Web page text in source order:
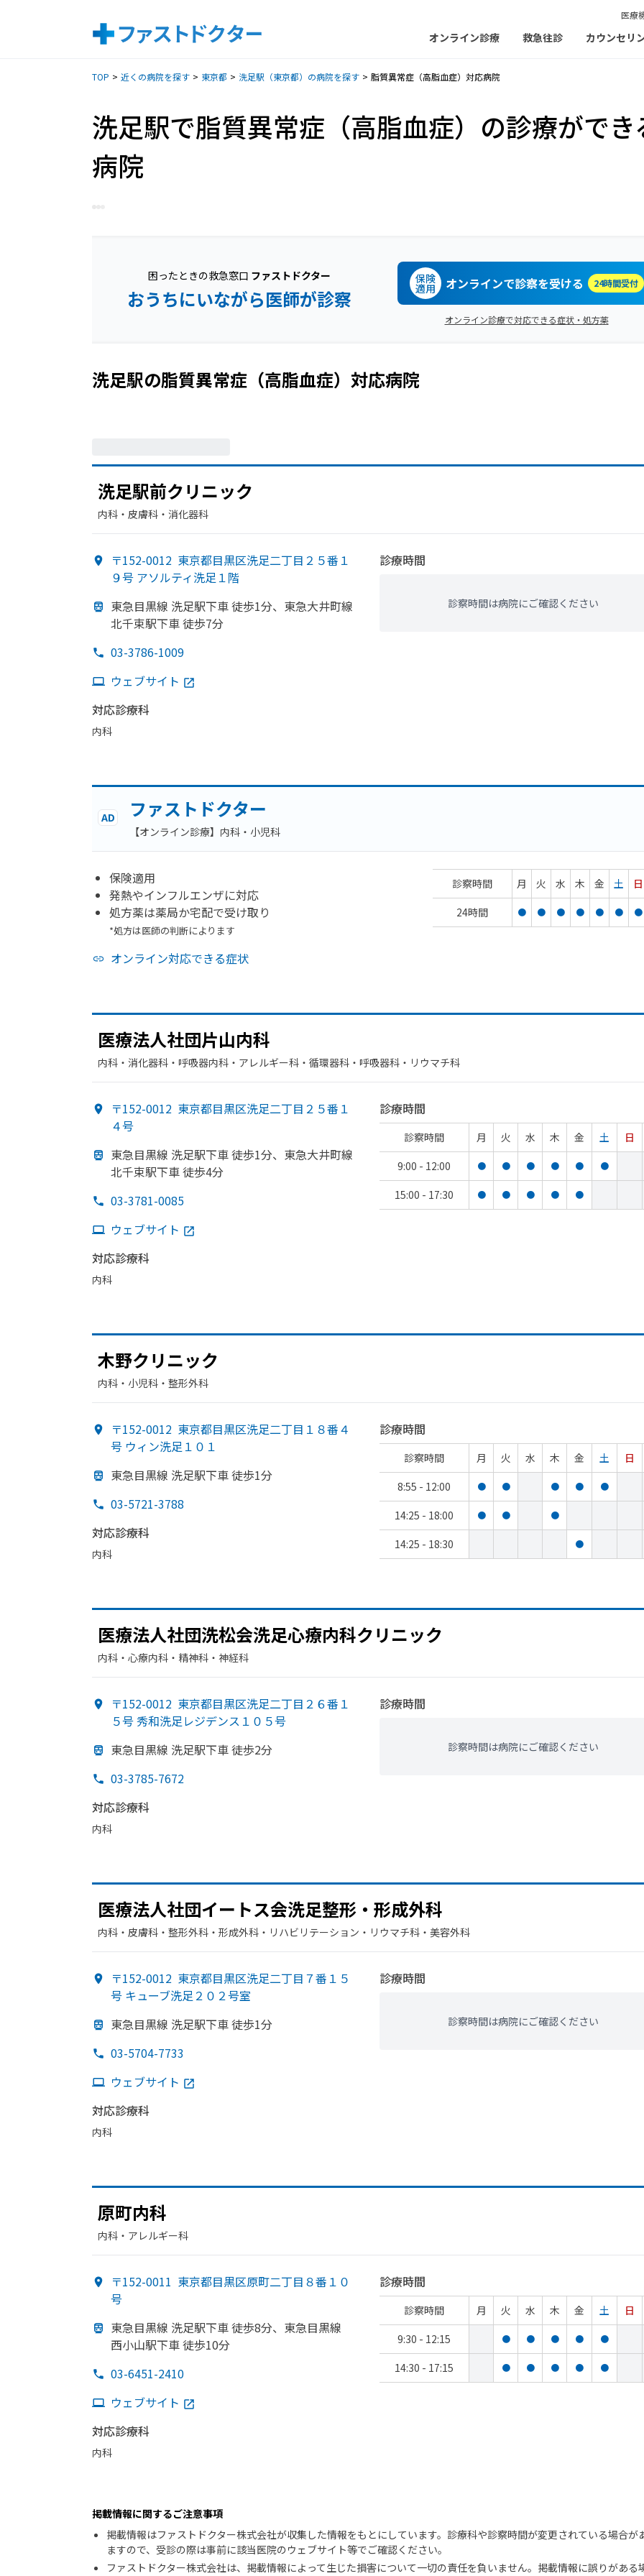
医療
オンライン診療 救急往診 カウンセリ
TOP 近くの病院を探す 東京都 洗足駅（東京都）の病院を探す 脂質異常症（高脂血症）対応病院
洗足駅で脂質異常症（高脂血症）の診療ができ
病院
困ったときの救急窓口 ファストドクター
おうちにいながら医師が診察
保険
適用 オンラインで診察を受ける 24時間受付
オンライン診療で対応できる症状・処方薬
洗足駅の脂質異常症（高脂血症） 対応病院
洗足駅前クリニック
内科・​皮膚科・​消化器科
〒152-0012 東京都目黒区洗足二丁目２５番１
９号 アソルティ洗足１階
東急目黒線 洗足駅下車 徒歩1分、 東急大井町線
北千束駅下車 徒歩7分
03-3786-1009
ウェブサイト
対応診療科
内科
診療時間
診察時間は病院にご確認ください
AD ファストドクター
【オンライン診療】内科・小児科
保険適用
発熱やインフルエンザに対応
処方薬は薬局か宅配で受け取り
*処方は医師の判断によります
オンライン対応できる症状
診察時間 月 火 水 木 金 土
日
24時間
● ● ● ● ● ● ●
医療法人社団片山内科
内科・​消化器科・​呼吸器内科・​アレルギー科・​循環器科・​呼吸器科・​リウマチ科
〒152-0012 東京都目黒区洗足二丁目２５番１
４号
東急目黒線 洗足駅下車 徒歩1分、 東急大井町線
北千束駅下車 徒歩4分
03-3781-0085
ウェブサイト
対応診療科
内科
診療時間
診察時間 月 火 水 木 金 土
日
9:00 - 12:00
● ● ● ● ● ●
15:00 - 17:30 ● ● ● ● ●
木野クリニック
内科・​小児科・​整形外科
〒152-0012 東京都目黒区洗足二丁目１８番４
号 ウィン洗足１０１
東急目黒線 洗足駅下車 徒歩1分
03-5721-3788
対応診療科
内科
診療時間
診察時間 月 火 水 木 金 土
日
8:55 - 12:00
● ● ● ● ●
14:25 - 18:00 ● ● ●
14:25 - 18:30 ●
医療法人社団洗松会洗足心療内科クリニック
内科・​心療内科・​精神科・神経科
〒152-0012 東京都目黒区洗足二丁目２６番１
５号 秀和洗足レジデンス１０５号
東急目黒線 洗足駅下車 徒歩2分
03-3785-7672
対応診療科
内科
診療時間
診察時間は病院にご確認ください
医療法人社団イートス会洗足整形・形成外科
内科・​皮膚科・​整形外科・​形成外科・​リハビリテーション・​リウマチ科・​美容外科
〒152-0012 東京都目黒区洗足二丁目７番１５
号 キューブ洗足２０２号室
東急目黒線 洗足駅下車 徒歩1分
03-5704-7733
ウェブサイト
対応診療科
内科
診療時間
診察時間は病院にご確認ください
原町内科
内科・​アレルギー科
〒152-0011 東京都目黒区原町二丁目８番１０
号
東急目黒線 洗足駅下車 徒歩8分、 東急目黒線
西小山駅下車 徒歩10分
03-6451-2410
ウェブサイト
対応診療科
内科
診療時間
診察時間 月 火 水 木 金 土
日
9:30 - 12:15
● ● ● ● ●
14:30 - 17:15 ● ● ● ● ●
掲載情報に関するご注意事項
掲載情報はファストドクター株式会社が収集した情報をもとにしています。診療科や診察時間が変更されている場合が
ますので、受診の際は事前に該当医院のウェブサイト等でご確認ください。
ファストドクター株式会社は、掲載情報によって生じた損害について一切の責任を負いません。掲載情報に誤りがある